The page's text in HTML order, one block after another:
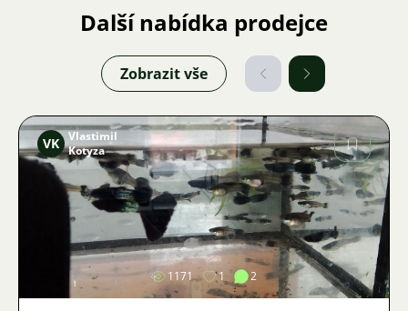
Další nabídka prodejce
Zobrazit vše
Obrázek
VK Vlastimil
Kotyza
1171 1 2